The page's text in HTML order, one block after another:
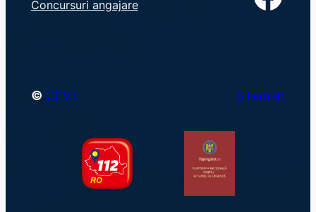
c
Concursuri angajare
© CEVJ Sitemap